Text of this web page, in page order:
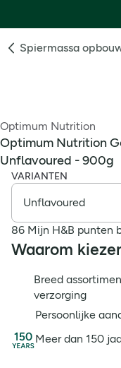
Spiermassa
Optimum Nutrition
Optimum Nutrition
Unflavoured - 900g
VARIANTEN
86 Mijn H&B punten
Waarom
Breed
verzorging
Persoonlijke
Meer dan 150